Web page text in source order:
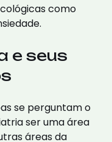
como
e seus
se perguntam o
ser uma área
áreas da